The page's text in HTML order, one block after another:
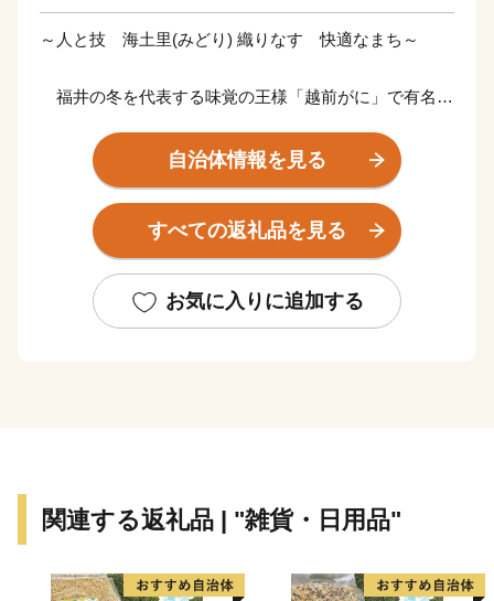
～人と技 海土里(みどり) 織りなす 快適なまち～
福井の冬を代表する味覚の王様「越前がに」で有名な
おり、自然と豊かな海の恵みに恵まれています。
また、越前海岸は日本水仙の日本三大群生地の一つと
して知られており、12月～2月末までの開花シーズンに
しい香りが漂います。内陸部には、織田信長一族ゆかり
の「剱神社」や日本六古窯のひとつである「越前焼」、
越前町ふるさと納税サポート
TEL 050-5526-2902
自治体情報を見る
すべての返礼品を見る
お気に入りに追加する
関連する返礼品 | "雑貨・日用品"